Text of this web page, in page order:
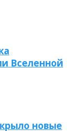
Вселенной
новые